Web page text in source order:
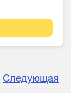
Следующая